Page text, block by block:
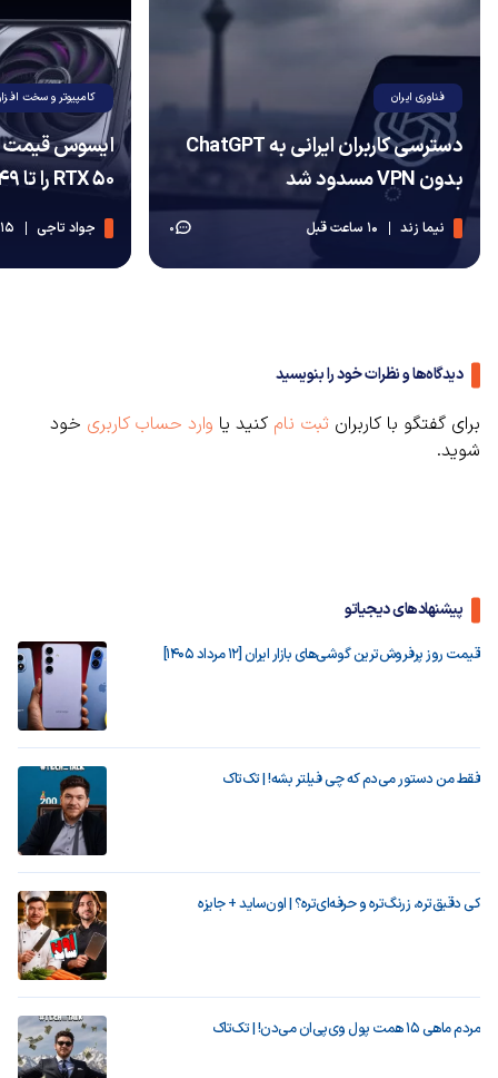
فناوری ایران
دسترسی کاربران ایرانی به ChatGPT
بدون VPN مسدود شد
نیما زند 10 ساعت قبل 0
کامپیوتر و سخت
ایسوس قیمت
RTX 50 را تا ۴۹ درصد افزایش داد
جواد تاجی 15 ساعت قبل
دیدگاه‌ها و نظرات خود را بنویسید
برای گفتگو با کاربران ثبت نام کنید یا وارد حساب کاربری خود
شوید.
پیشنهادهای دیجیاتو
قیمت روز پرفروش‌ترین گوشی‌های بازار ایران [12 مرداد 1405]
فقط من دستور می‌دم که چی فیلتر بشه! | تک‌تاک
کی دقیق‌تره، زرنگ‌تره و حرفه‌ای‌تره؟ | اون‌ساید + جایزه
مردم ماهی ۱۵ همت پول وی‌پی‌ان می‌دن! | تک‌تاک